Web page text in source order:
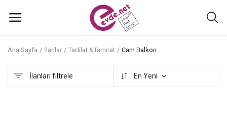
ekle
Ana Sayfa İlanlar Tadilat &Tamirat Cam Balkon
İlanları filtrele En Yeni